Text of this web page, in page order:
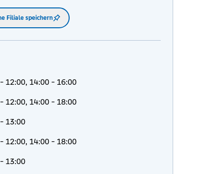
Filiale speichern
12:00, 14:00 - 16:00
12:00, 14:00 - 18:00
13:00
12:00, 14:00 - 18:00
13:00